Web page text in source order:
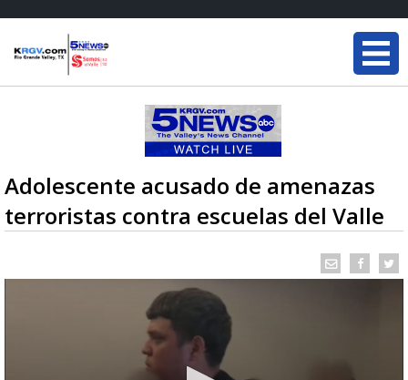
Adolescente acusado de amenazas
terroristas contra escuelas del Valle